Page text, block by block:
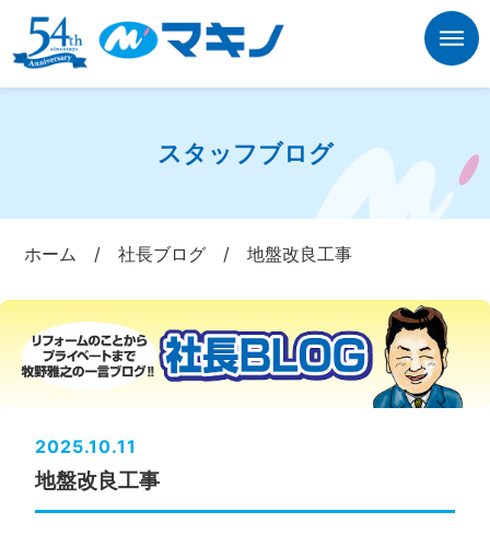
スタッフブログ
ホーム /社長ブログ /地盤改良工事
2025.10.11
地盤改良工事